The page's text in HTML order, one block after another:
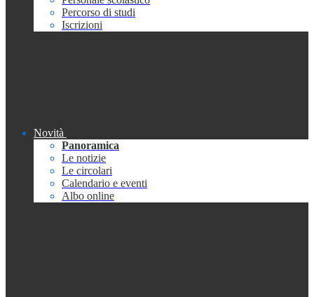
Percorso di studi
Iscrizioni
Novità
Panoramica
Le notizie
Le circolari
Calendario e eventi
Albo online